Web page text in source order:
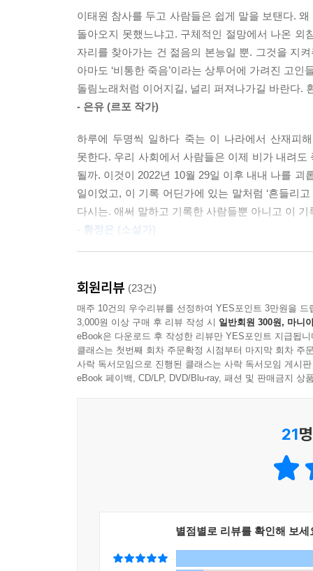
이 들었어요. 그래서 그런 댓글을 보는 족족 신고,
일이기 때문에 이 참사를 자신과 분리시킬 수 없
---「이태원 주민 윤보영씨 이야기」중에서
1부 「그날 이태원에서는」은 참사 당시 현장
시간을 붙잡고 놓아줄 수 없는 희생자 유가족들
난장판”(46면)만이 펼쳐질 뿐이었다는 생생한
떠나보낸 뒤 남은 생을 살아갈 수도 놓을 수도 없
유가족의 목소리는 정연하기에 더욱 먹먹하게 심
2부 「너를 만나러 가는 길」에서는 사랑하는
활동에서는 형제자매 유가족들의 역할이 상당
허덕이면서도 황망해하는 부모들 사이에서 의
광장으로 불러 모으면서 초기 유가족 활동의 발
노동·자립·연애·결혼·육아 등 미래의 불안을 떠
위해 거리로 나섰고, 다시는 우리 사회에 같은 비
활동을 향한 공동체적 연대의 절실함을 일깨운다.
사회적 재난으로서의 10·29 이태원 참사 1주기
그 길엔 지워지지 않는 이야기가 있다
되새기는 그날은 ‘이태원’이라는 지역, ‘핼러윈’
친구, 그리고 이태원 주민과 노동자의 구술을
마주하고, ‘재난 피해자와 당사자는 과연 누구인가
시간이 흘렀고, 과연 무엇이 변했는지 자괴감이
길에 있다. “우리 지금 이태원이야”라는 제목
참사의 진실을 밝히겠다는 다짐이기도 하다.
이태원 참사를 두고 사람들은 쉽게 말을 보탠다.
돌아오지 못했느냐고. 구체적인 절망에서 나온
자리를 찾아가는 건 젊음의 본능일 뿐. 그것을 지
아마도 ‘비통한 죽음’이라는 상투어에 가려진 고
돌림노래처럼 이어지길, 널리 퍼져나가길 바란다.
- 은유 (르포 작가)
하루에 두명씩 일하다 죽는 이 나라에서 산재피
못한다. 우리 사회에서 사람들은 이제 비가 내려도
될까. 이것이 2022년 10월 29일 이후 내내 나를
일이었고, 이 기록 어딘가에 있는 말처럼 ‘흔들리
다시는. 애써 말하고 기록한 사람들뿐 아니고 이
- 황정은 (소설가)
그들에겐 한가지의 공통점이 있었을 뿐이다.
곳곳에서 벌어지는 축제 자체를 즐기던 젊음도
가듯 구경을 나왔던 커플도 있었다. 그리고 그
냉혹하고 비열한 속삭임들이 함께했다. 아무도
또다시 한번 우리는, 나는, 우리의 공동체는 오늘
생각한다. 159명의 이웃을 동시에 잃은 159번
생존자들과 아직도 거리에서 그날의 진실을 알고
피했다는 것은 결코 안전하거나 세상의 시스템
추모를 하자. 한명 한명을 기억하고, 고맙게도
이 책의 추천사를 망설임 없이 수락한 이유는
때문입니다. 또한 참사를 예방하는 가장 큰 대책
회원리뷰 (23건)
매주 10건의 우수리뷰를 선정하여 YES포인트 3만원을 드
3,000원 이상 구매 후 리뷰 작성 시 일반회원 300원, 마니
eBook은 다운로드 후 작성한 리뷰만 YES포인트 지급됩니
클래스는 첫번째 회차 주문확정 시점부터 마지막 회차 주
사락 독서모임으로 진행된 클래스는 사락 독서모임 게시
eBook 페이백, CD/LP, DVD/Blu-ray, 패션 및 판매금지 상
21
별점별로 리뷰를 확인해 보세